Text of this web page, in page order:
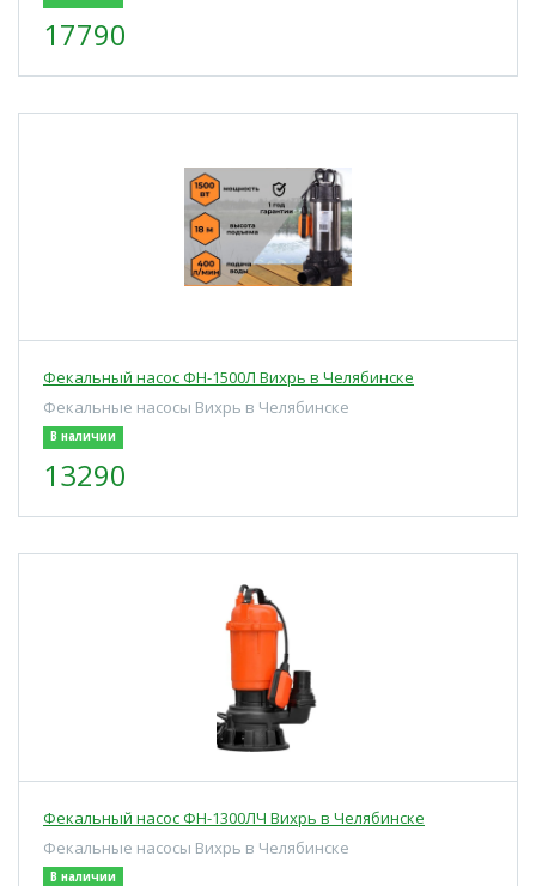
17790
Фекальный насос ФН-1500Л Вихрь в Челябинске
Фекальные насосы Вихрь в Челябинске
В наличии
13290
Фекальный насос ФН-1300ЛЧ Вихрь в Челябинске
Фекальные насосы Вихрь в Челябинске
В наличии